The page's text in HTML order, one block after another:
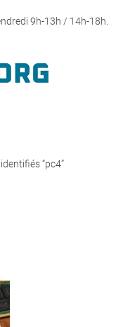
9h-13h / 14h-18h.
“pc4”